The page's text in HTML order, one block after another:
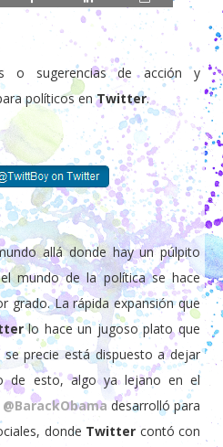
o sugerencias de acción y
políticos enTwitter.
allá donde hay un púlpito
mundo de la política se hace
grado. La rápida expansión que
lo hace un jugoso plato que
precie está dispuesto a dejar
de esto, algo ya lejano en el
@BarackObama desarrolló para
donde Twitter contó con